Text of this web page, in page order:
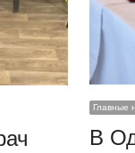
Главные
В